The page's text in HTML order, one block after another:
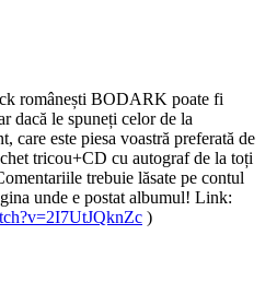
românești BODARK poate fi
dacă le spuneți celor de la
este piesa voastră preferată de
tricou+CD cu autograf de la toți
trebuie lăsate pe contul
unde e postat albumul! Link:
)